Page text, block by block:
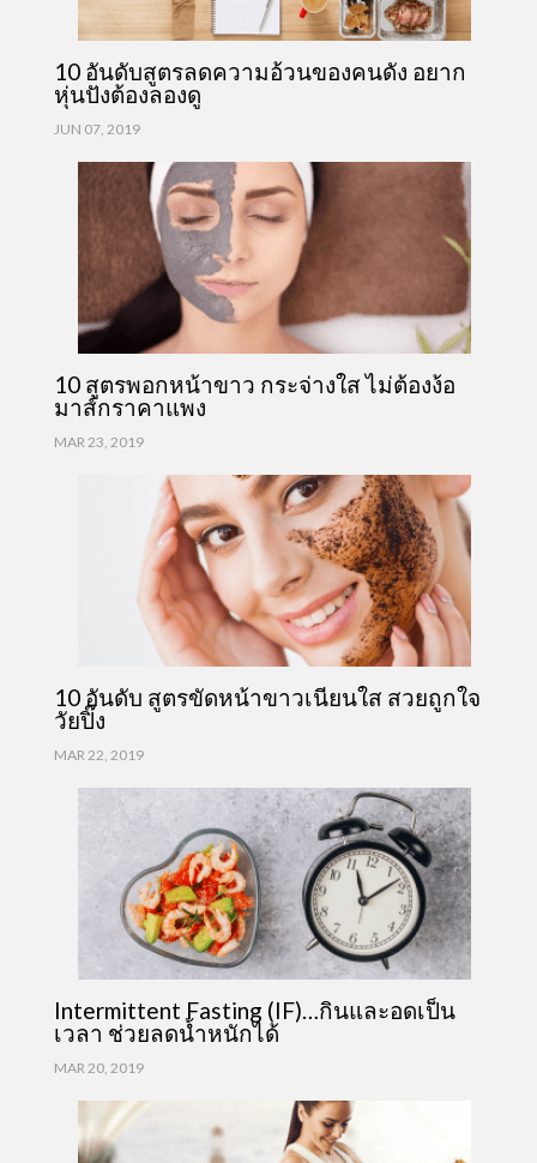
10 อันดับสูตรลดความอ้วนของคนดัง อยาก
หุ่นปังต้องลองดู
JUN 07, 2019
10 สูตรพอกหน้าขาว กระจ่างใส ไม่ต้องง้อ
มาส์กราคาแพง
MAR 23, 2019
10 อันดับ สูตรขัดหน้าขาวเนียนใส สวยถูกใจ
วัยปิ๊ง
MAR 22, 2019
Intermittent Fasting (IF)…กินและอดเป็น
เวลา ช่วยลดน้ำหนักได้
MAR 20, 2019